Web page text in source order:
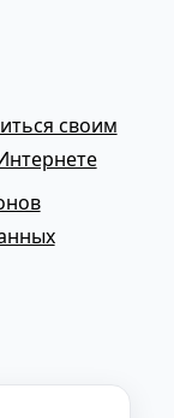
своим